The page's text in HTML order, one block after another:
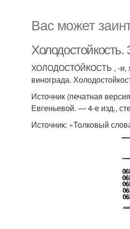
Вас может
Холодостойкость.
ХОЛОДОСТО́ЙКОСТЬ , -и, ж.
винограда.
Источник (печатная
Евгеньевой. — 4-е изд.,
Источник: «Толковый